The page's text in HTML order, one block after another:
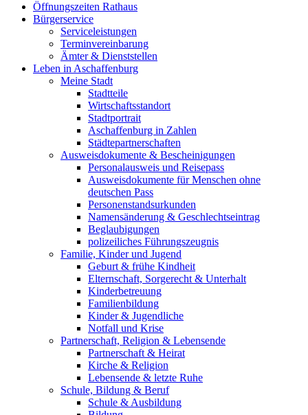
Öffnungszeiten Rathaus
Bürgerservice
Serviceleistungen
Terminvereinbarung
Ämter & Dienststellen
Leben in Aschaffenburg
Meine Stadt
Stadtteile
Wirtschaftsstandort
Stadtportrait
Aschaffenburg in Zahlen
Städtepartnerschaften
Ausweisdokumente & Bescheinigungen
Personalausweis und Reisepass
Ausweisdokumente für Menschen ohne
deutschen Pass
Personenstandsurkunden
Namensänderung & Geschlechtseintrag
Beglaubigungen
polizeiliches Führungszeugnis
Familie, Kinder und Jugend
Geburt & frühe Kindheit
Elternschaft, Sorgerecht & Unterhalt
Kinderbetreuung
Familienbildung
Kinder & Jugendliche
Notfall und Krise
Partnerschaft, Religion & Lebensende
Partnerschaft & Heirat
Kirche & Religion
Lebensende & letzte Ruhe
Schule, Bildung & Beruf
Schule & Ausbildung